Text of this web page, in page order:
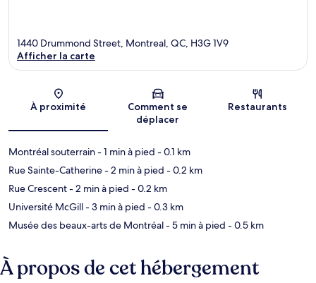
Carte
1440 Drummond Street, Montreal, QC, H3G 1V9
Afficher la carte
À proximité
Comment se
déplacer
Restaurants
Montréal souterrain- 1 min à pied - 0.1 km
Rue Sainte-Catherine- 2 min à pied - 0.2 km
Rue Crescent- 2 min à pied - 0.2 km
Université McGill- 3 min à pied - 0.3 km
Musée des beaux-arts de Montréal- 5 min à pied - 0.5 km
À propos de cet hébergement